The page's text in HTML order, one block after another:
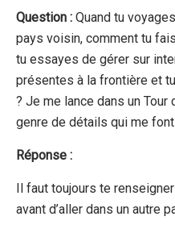
Question : Quand tu
pays voisin, comment tu
tu essayes de gérer sur
présentes à la frontière et
? Je me lance dans un Tour
genre de détails qui me font
Réponse :
Il faut toujours te
avant d’aller dans un autre